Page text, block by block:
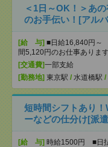
＜1日～OK！＞あ
のお手伝い！[アル
[給 与] ■日給16,840円
間5,120円のお仕事あります
[交通費]一部支給
[勤務地] 東京駅 / 水道橋駅 /
短時間シフトあり
ーなどの仕分け[派
[給 与] 時給1500円 ■日